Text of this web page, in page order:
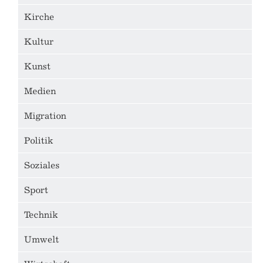
Kirche
Kultur
Kunst
Medien
Migration
Politik
Soziales
Sport
Technik
Umwelt